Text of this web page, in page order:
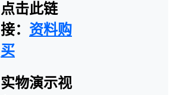
点击此链
接： 资料购
买
实物演示视